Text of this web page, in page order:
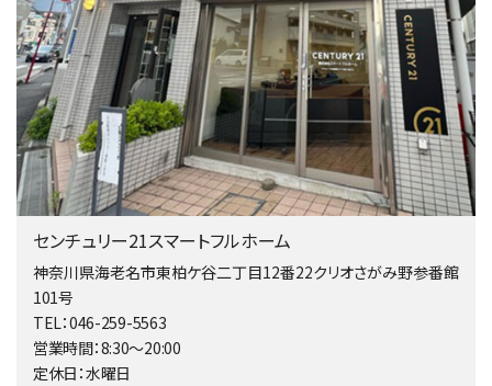
第4位
3,680万円
4ＳＬＤＫ
海老名駅
バ15分・歩1分
リビングダイニング部分の床暖房完備 車並列2台駐…
第5位
3,598万円
バ11分・ 歩6分
全棟ＬＤＫは16帖の4ＬＤＫ！食器洗い乾燥機や浴…
第6位
センチュリー21スマートフルホーム
神奈川県海老名市東柏ケ谷二丁目12番22クリオさがみ野参番館
101号
TEL：046-259-5563
営業時間：8:30～20:00
定休日：水曜日